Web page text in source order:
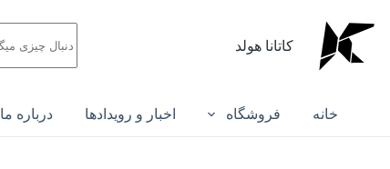
کاتانا هولد
خانه فروشگاه اخبار و رویدادها درباره ما